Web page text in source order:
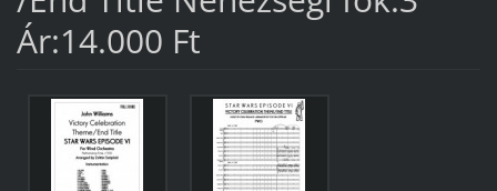
Ár:14.000 Ft